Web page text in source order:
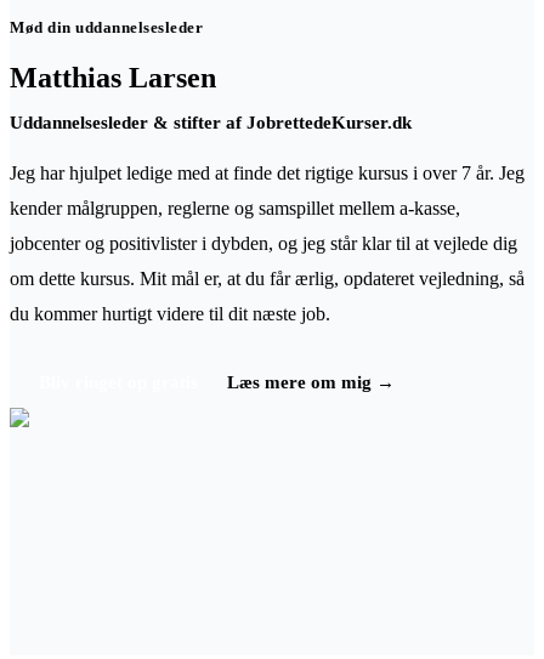
Mød din uddannelsesleder
Matthias Larsen
Uddannelsesleder & stifter af JobrettedeKurser.dk
Jeg har hjulpet ledige med at finde det rigtige kursus i over 7 år. Jeg
kender målgruppen, reglerne og samspillet mellem a-kasse,
jobcenter og positivlister i dybden, og jeg står klar til at vejlede dig
om dette kursus. Mit mål er, at du får ærlig, opdateret vejledning, så
du kommer hurtigt videre til dit næste job.
Læs mere om mig →